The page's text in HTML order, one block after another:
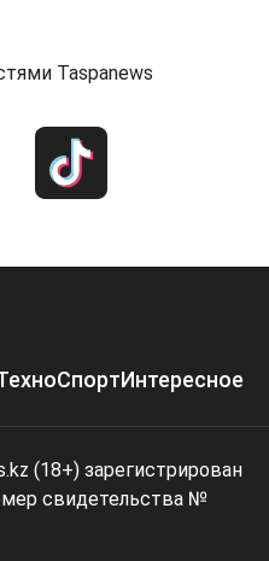
Taspanews
СпортИнтересное
(18+) зарегистрирован
свидетельства №